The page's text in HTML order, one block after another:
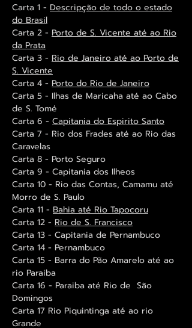
Carta 1 - Descripção de todo o estado
do Brasil
Carta 2 - Porto de S. Vicente até ao Rio
da Prata
Carta 3 - Rio de Janeiro até ao Porto de
S. Vicente
Carta 4 - Porto do Rio de Janeiro
Carta 5 - Ilhas de Maricaha até ao Cabo
de S. Tomé
Carta 6 - Capitania do Espirito Santo
Carta 7 - Rio dos Frades até ao Rio das
Caravelas
Carta 8 - Porto Seguro
Carta 9 - Capitania dos Ilheos
Carta 10 - Rio das Contas, Camamu até
Morro de S. Paulo
Carta 11 - Bahia até Rio Tapocoru
Carta 12 - Rio de S. Francisco
Carta 13 - Capitania de Pernambuco
Carta 14 - Pernambuco
Carta 15 - Barra do Pão Amarelo até ao
rio Paraiba
Carta 16 - Paraiba até Rio de São
Domingos
Carta 17 Rio Piquintinga até ao rio
Grande